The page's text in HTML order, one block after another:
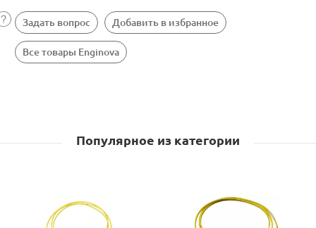
Задать вопрос Добавить в избранное
Все товары Enginova
Популярное из категории